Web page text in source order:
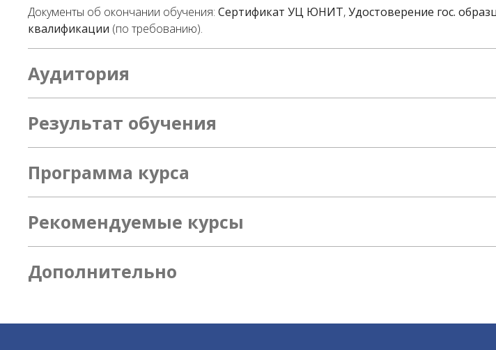
Документы об окончании обучения:Сертификат УЦ ЮНИТ,Удостоверение гос.
квалификации (по требованию).
Аудитория
Результат обучения
Программа курса
Рекомендуемые курсы
Дополнительно